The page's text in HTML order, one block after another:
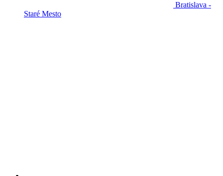
Bratislava -
Staré Mesto